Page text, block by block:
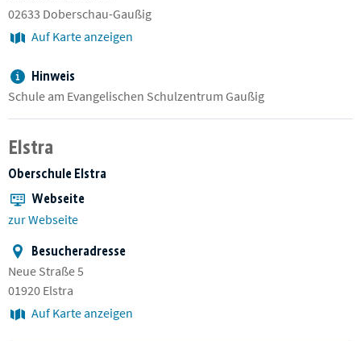
02633 Doberschau-Gaußig
Auf Karte anzeigen
Hinweis
Schule am Evangelischen Schulzentrum Gaußig
Elstra
Oberschule Elstra
Webseite
zur Webseite
Besucheradresse
Neue Straße 5
01920 Elstra
Auf Karte anzeigen